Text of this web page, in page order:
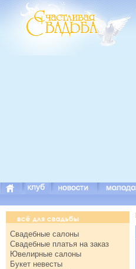
Свадебные салоны
Свадебные платья на заказ
Ювелирные салоны
Букет невесты